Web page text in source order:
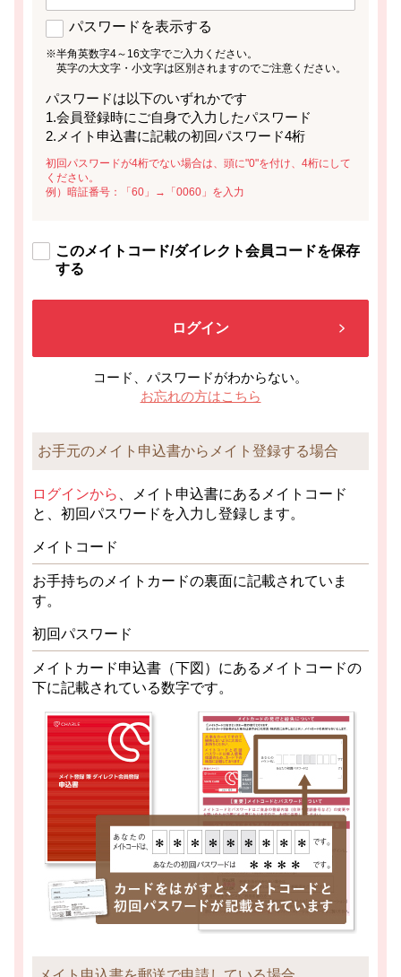
パスワードを表示する
※半角英数字4～16文字でご入力ください。
英字の大文字・小文字は区別されますのでご注意ください。
パスワードは以下のいずれかです
1.会員登録時にご自身で入力したパスワード
2.メイト申込書に記載の初回パスワード4桁
初回パスワードが4桁でない場合は、頭に"0"を付け、4桁にして
ください。
例）暗証番号：「60」→「0060」を入力
このメイトコード/ダイレクト会員コードを保存
する
ログイン
コード、パスワードがわからない。
お忘れの方はこちら
お手元のメイト申込書からメイト登録する場合
ログインから
、メイト申込書にあるメイトコード
と、初回パスワードを入力し登録します。
メイトコード
お手持ちのメイトカードの裏面に記載されていま
す。
初回パスワード
メイトカード申込書（下図）にあるメイトコードの
下に記載されている数字です。